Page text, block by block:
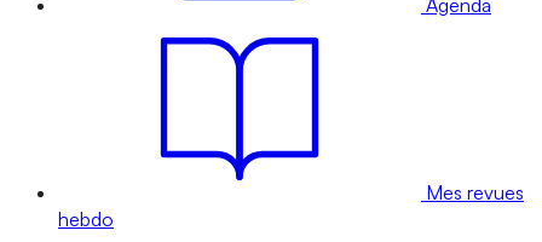
Agenda
Mes revues
hebdo